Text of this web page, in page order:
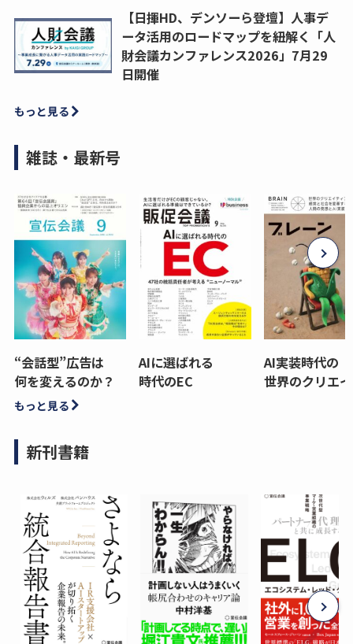
【日揮HD、デンソーら登壇】人事デ
ータ活用のロードマップを紐解く「人
財会議カンファレンス2026」7月29
日開催
もっと見る
雑誌・最新号
“会話型”広告は
何を変えるのか？
AIに選ばれる
時代のEC
AI実装時代の
世界のクリエ
もっと見る
新刊書籍